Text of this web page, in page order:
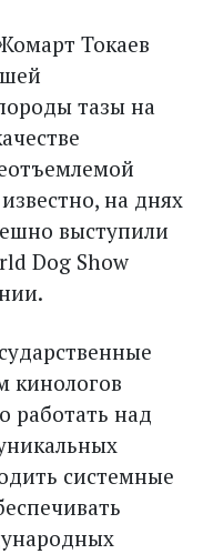
Токаев
тазы на
на днях
выступили
Dog Show
кинологов
работать над
системные